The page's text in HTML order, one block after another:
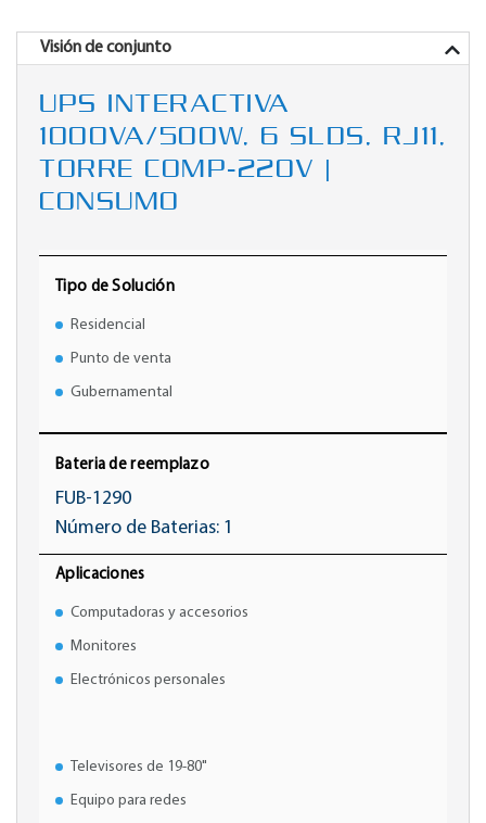
Visión de conjunto
UPS INTERACTIVA
1000VA/500W, 6 SLDS, RJ11,
TORRE COMP-220V |
CONSUMO
Tipo de Solución
Residencial
Punto de venta
Gubernamental
Bateria de reemplazo
FUB-1290
Número de Baterias: 1
Aplicaciones
Computadoras y accesorios
Monitores
Electrónicos personales
Televisores de 19-80"
Equipo para redes